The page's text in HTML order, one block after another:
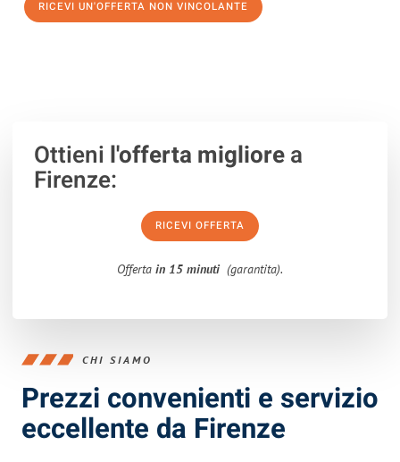
RICEVI UN'OFFERTA NON VINCOLANTE
Ottieni l'offerta migliorea
Firenze:
RICEVI OFFERTA
Offerta in 15 minuti (garantita).
CHI SIAMO
Prezzi convenienti e servizio
eccellente da Firenze